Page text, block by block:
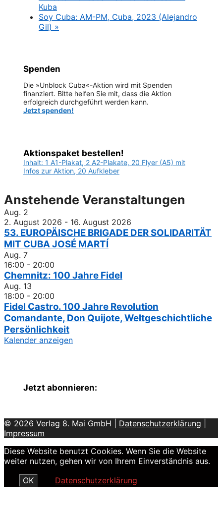
Kuba
Soy Cuba: AM-PM, Cuba, 2023 (Alejandro
Gil) »
Spenden
Die »Unblock Cuba«-Aktion wird mit Spenden
finanziert. Bitte helfen Sie mit, dass die Aktion
erfolgreich durchgeführt werden kann.
Jetzt spenden!
Aktionspaket bestellen!
Inhalt: 1 A1-Plakat, 2 A2-Plakate, 20 Flyer (A5) mit
Infos zur Aktion, 20 Aufkleber
Anstehende Veranstaltungen
Aug. 2
2. August 2026 - 16. August 2026
53. EUROPÄISCHE BRIGADE DER SOLIDARITÄT
MIT CUBA JOSÉ MARTÍ
Aug. 7
16:00 - 20:00
Chemnitz: 100 Jahre Fidel
Aug. 13
18:00 - 20:00
Fidel Castro. 100 Jahre Revolution
Comandante, Don Quijote, Weltgeschichtliche
Persönlichkeit
Kalender anzeigen
Jetzt abonnieren:
© 2026 Verlag 8. Mai GmbH | Datenschutzerklärung
Impressum
Diese Website benutzt Cookies. Wenn Sie die Website
weiter nutzen, gehen wir von Ihrem Einverständnis aus.
OK
Datenschutzerklärung